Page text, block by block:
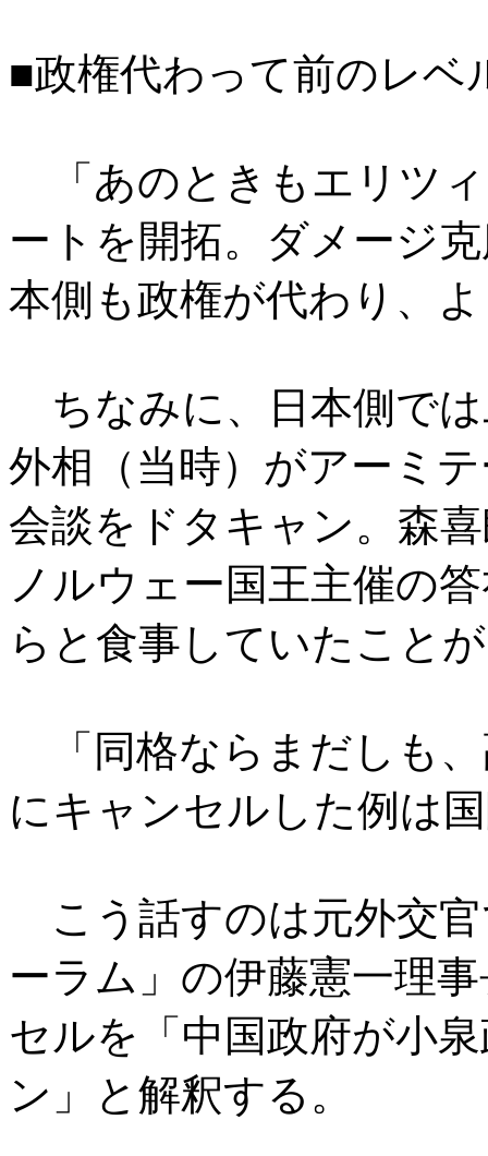
■政権代わって前のレベ
「あのときもエリツ
ートを開拓。ダメージ
本側も政権が代わり、
ちなみに、日本側では
外相（当時）がアーミ
会談をドタキャン。森
ノルウェー国王主催の
らと食事していたこと
「同格ならまだしも
にキャンセルした例は
こう話すのは元外交
ーラム」の伊藤憲一理
セルを「中国政府が小
ン」と解釈する。